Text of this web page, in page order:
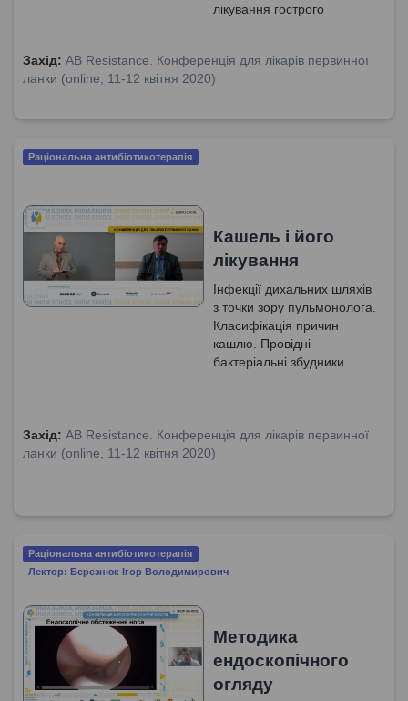
лікування гострого
ларинготрахеїт -
особливості, дігностика та
надання невідкладнох
Захід: AB Resistance. Конференція для лікарів первинної
ланки (online, 11-12 квітня 2020)
Раціональна антибіотикотерапія
Кашель і його
лікування
Інфекції дихальних шляхів
з точки зору пульмонолога.
Класифікація причин
кашлю. Провідні
бактеріальні збудники
кашель та його причину.
Покази до системної АБ
Захід: AB Resistance. Конференція для лікарів первинної
ланки (online, 11-12 квітня 2020)
Раціональна антибіотикотерапія
Лектор: Березнюк Ігор Володимирович
Методика
ендоскопічного
огляду